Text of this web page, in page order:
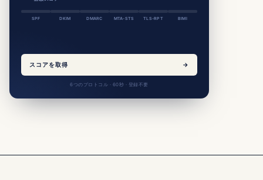
SPF DKIM DMARC MTA-STS TLS-RPT BIMI
スコアを取得 →
6つのプロトコル · 60秒 · 登録不要